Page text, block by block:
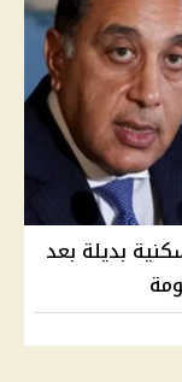
بديلة بعد